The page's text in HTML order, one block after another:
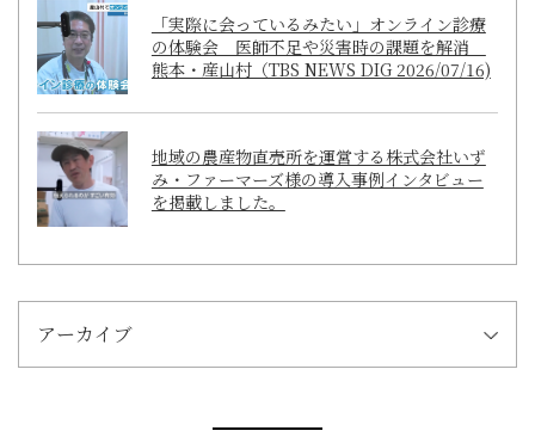
「実際に会っているみたい」オンライン診療
の体験会 医師不足や災害時の課題を解消
熊本・産山村（TBS NEWS DIG 2026/07/16)
地域の農産物直売所を運営する株式会社いず
み・ファーマーズ様の導入事例インタビュー
を掲載しました。
アーカイブ